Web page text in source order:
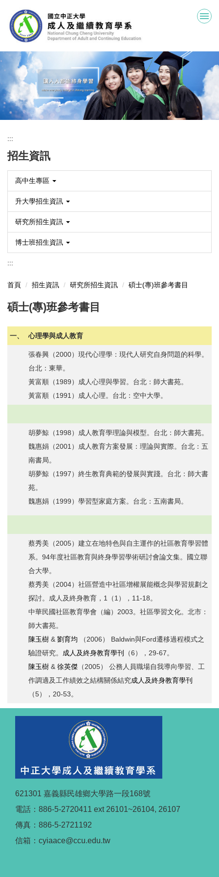
到
主
區
:::
招生資訊
高中生專區
升大學招生資訊
研究所招生資訊
博士班招生資訊
:::
首頁 招生資訊 研究所招生資訊 碩士(專)班參考書目
碩士(專)班參考書目
一、 心理學與成人教育
張春興（2000）現代心理學：現代人研究自身問題的科學。
台北：東華。
黃富順（1989）成人心理與學習。台北：師大書苑。
黃富順（1991）成人心理。台北：空中大學。
胡夢鯨（1998）成人教育學理論與模型。台北：師大書苑。
魏惠娟（2001）成人教育方案發展：理論與實際。台北：五
南書局。
胡夢鯨（1997）終生教育典範的發展與實踐。台北：師大書
苑。
魏惠娟（1999）學習型家庭方案。台北：五南書局。
蔡秀美（2005）建立在地特色與自主運作的社區教育學習體
系。94年度社區教育與終身學習學術研討會論文集。國立聯
合大學。
蔡秀美（2004）社區營造中社區增權展能概念與學習規劃之
探討。成人及終身教育，1（1），11-18。
中華民國社區教育學會（編）2003。社區學習文化。北市：
師大書苑。
陳玉樹 & 劉育均 （2006） Baldwin與Ford遷移過程模式之
驗證研究。 成人及終身教育學刊
（6），29-67。
陳玉樹 & 徐英傑 （2005） 公務人員職場自我導向學習、工
作調適及工作績效之結構關係結究成人及終身教育學刊
（5），20-53。
621301 嘉義縣民雄鄉大學路一段168號
電話：886-5-2720411 ext 26101~26104, 26107
傳真：886-5-2721192
信箱：cyiaace@ccu.edu.tw